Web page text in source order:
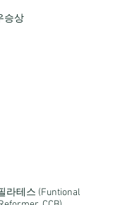
승상
라테스 (Funtional